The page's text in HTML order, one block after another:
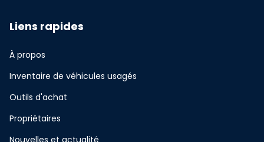
Liens rapides
À propos
Inventaire de véhicules usagés
Outils d'achat
Propriétaires
Nouvelles et actualité